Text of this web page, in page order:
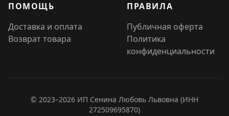
ПОМОЩЬ
Доставка и оплата
Возврат товара
ПРАВИЛА
Публичная оферта
Политика
конфиденциальности
© 2023–2026 ИП Сенина Любовь Львовна (ИНН
272509695870)